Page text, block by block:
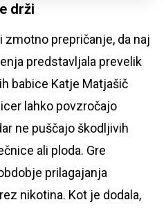
drži
prepričanje, da naj
predstavljala prevelik
babice Katje Matjašič
lahko povzročajo
ne puščajo škodljivih
ali ploda. Gre
prilagajanja
nikotina. Kot je dodala,